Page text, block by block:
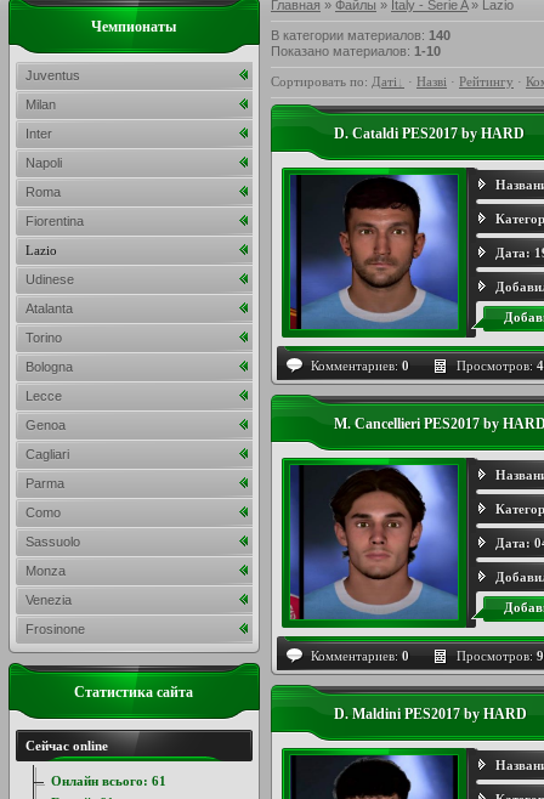
Главная » Файлы » Italy - Serie A» Lazio
В категории материалов: 140
Показано материалов: 1-10
Сортировать по: Даті · Назві · Рейтингу ·
D. Cataldi PES2017 by HARD
Дата:
Комментариев: 0 Просмотров:
M. Cancellieri PES2017 by
Дата:
Комментариев: 0 Просмотров:
D. Maldini PES2017 by HARD
Чемпионаты
Juventus
Milan
Inter
Napoli
Roma
Fiorentina
Lazio
Udinese
Atalanta
Torino
Bologna
Lecce
Genoa
Cagliari
Parma
Como
Sassuolo
Monza
Venezia
Frosinone
Статистика сайта
Сейчас online
Онлайн всього: 61